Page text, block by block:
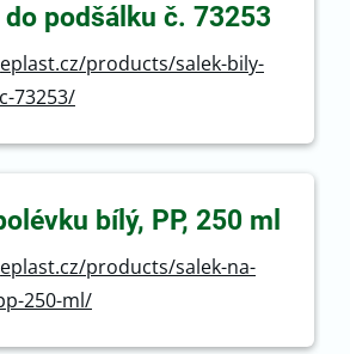
podšálku č. 73253
products/salek-bily-
73253/
bílý, PP, 250 ml
products/salek-na-
250-ml/